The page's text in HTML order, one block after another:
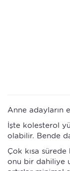
Anne adayların
İşte kolesterol
olabilir. Bende
Çok kısa
onu bir dahiliye